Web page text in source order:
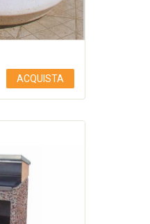
ACQUISTA